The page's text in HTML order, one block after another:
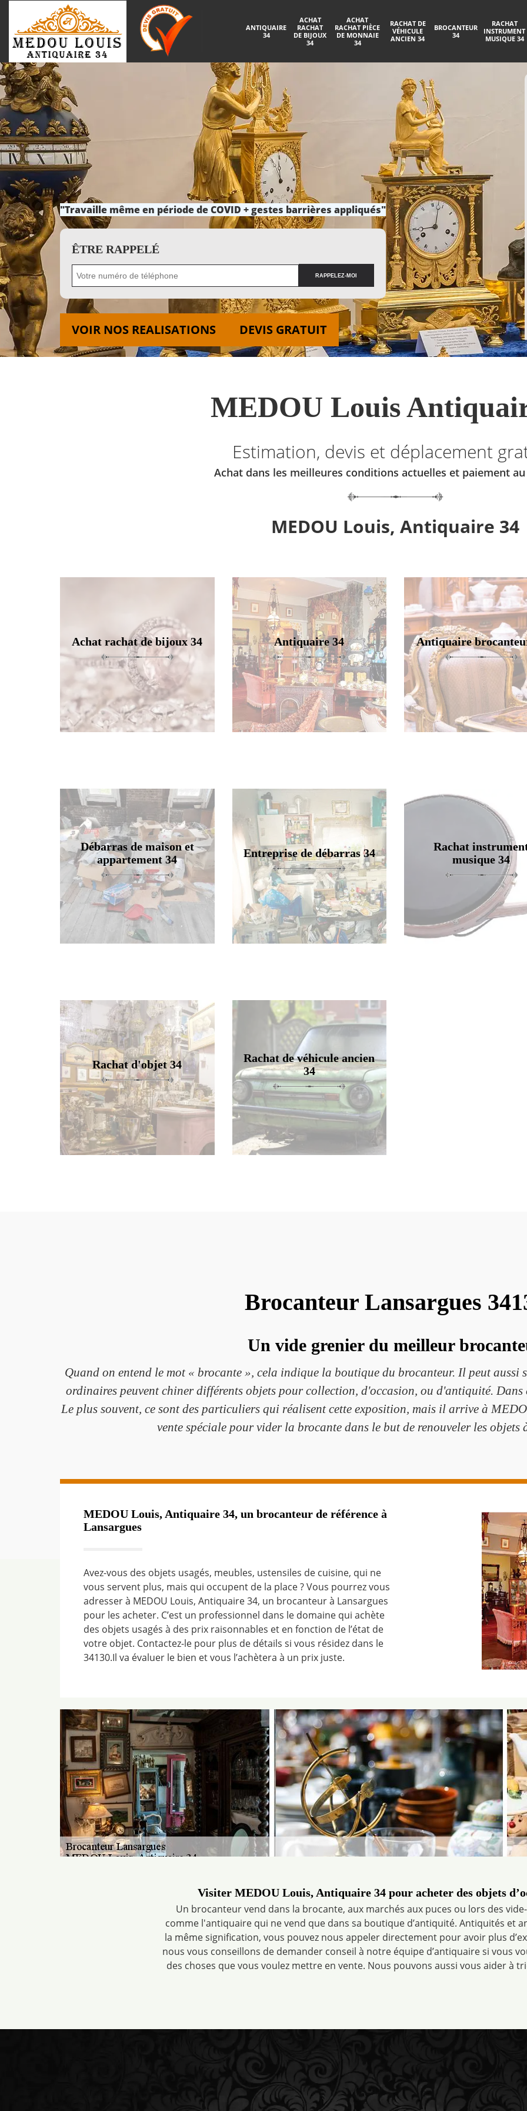
ANTIQUAIRE
34
ACHAT
RACHAT
DE BIJOUX
34
ACHAT
RACHAT PIÈCE
DE MONNAIE
34
RACHAT DE
VÉHICULE
ANCIEN 34
BROCANTEUR
34
RACHAT
INSTRUMENT
MUSIQUE 34
"Travaille même en période de COVID + gestes barrières appliqués"
ÊTRE RAPPELÉ
VOIR NOS REALISATIONS DEVIS GRATUIT
MEDOU Louis
Estimation, devis et déplacement
Achat dans les meilleures conditions actuelles et paiement
MEDOU Louis, Antiquaire 34
Achat rachat de bijoux 34 Antiquaire 34 Antiquaire
Débarras de maison et
appartement 34
Entreprise de débarras 34
Rachat
musique 34
Rachat d'objet 34
Rachat de véhicule ancien
34
Brocanteur Lansargues
Un vide grenier du meilleur
Quand on entend le mot « brocante », cela indique la boutique du brocanteur. Il peut aussi
ordinaires peuvent chiner différents objets pour collection, d'occasion, ou d'antiquité. Dans
Le plus souvent, ce sont des particuliers qui réalisent cette exposition, mais il arrive à
vente spéciale pour vider la brocante dans le but de renouveler les objets
MEDOU Louis, Antiquaire 34, un brocanteur de référence à
Lansargues
Avez-vous des objets usagés, meubles, ustensiles de cuisine, qui ne
vous servent plus, mais qui occupent de la place ? Vous pourrez vous
adresser à MEDOU Louis, Antiquaire 34, un brocanteur à Lansargues
pour les acheter. C’est un professionnel dans le domaine qui achète
des objets usagés à des prix raisonnables et en fonction de l’état de
votre objet. Contactez-le pour plus de détails si vous résidez dans le
34130.Il va évaluer le bien et vous l’achètera à un prix juste.
Visiter MEDOU Louis, Antiquaire 34 pour acheter des objets
Un brocanteur vend dans la brocante, aux marchés aux puces ou lors des
comme l'antiquaire qui ne vend que dans sa boutique d’antiquité. Antiquités et
la même signification, vous pouvez nous appeler directement pour avoir plus
nous vous conseillons de demander conseil à notre équipe d’antiquaire si vous
des choses que vous voulez mettre en vente. Nous pouvons aussi vous aider à